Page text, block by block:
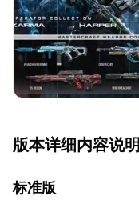
版本详细内容说明
标准版